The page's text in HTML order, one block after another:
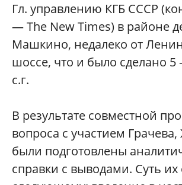
Гл. управлению КГБ СССР
— The New Times) в районе
Машкино, недалеко от
шоссе, что и было сделано 5
с.г.
В результате совместной
вопроса с участием
были подготовлены
справки с выводами. Суть их